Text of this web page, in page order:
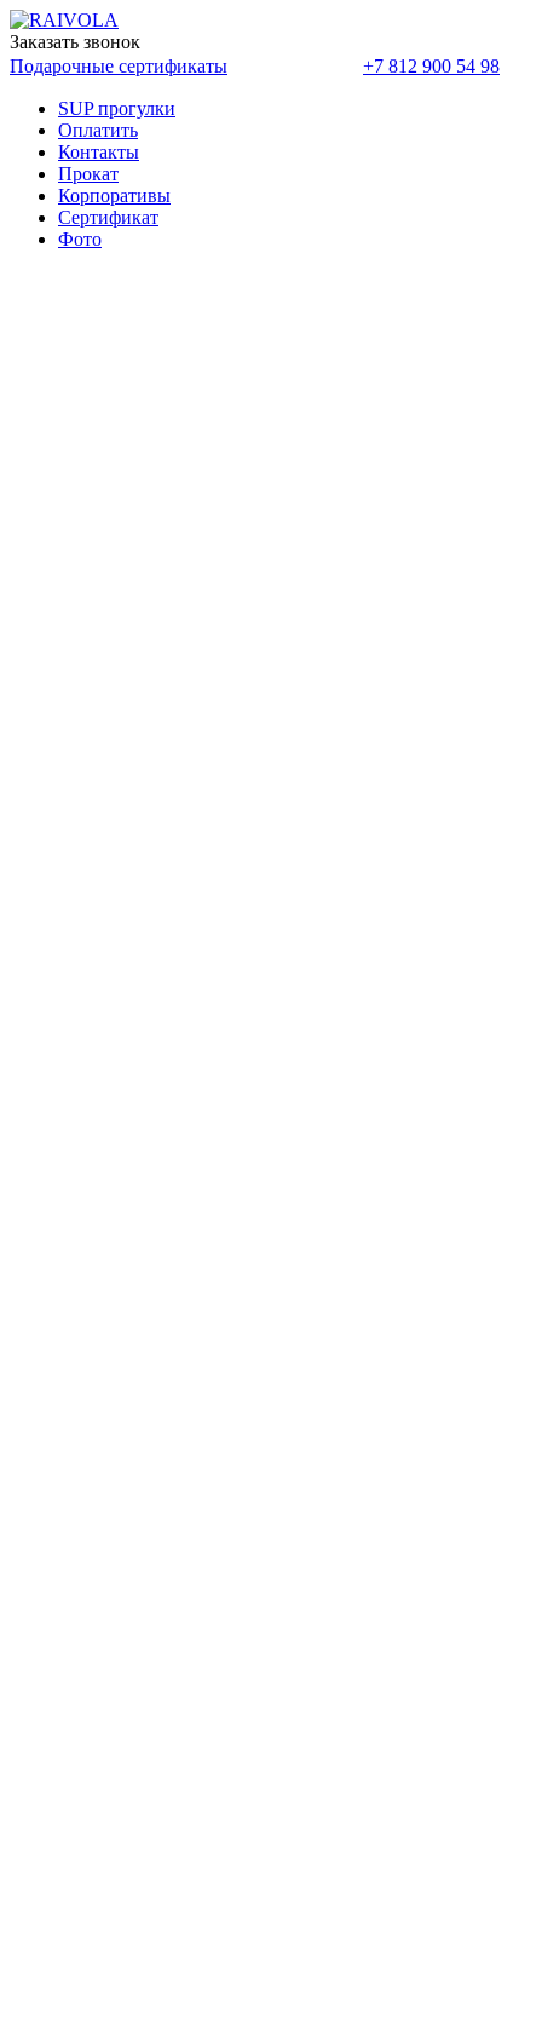
Заказать звонок
Подарочные сертификаты
+7 812 900 54 98
SUP прогулки
Оплатить
Контакты
Прокат
Корпоративы
Cертификат
Фото